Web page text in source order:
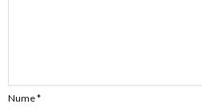
Nume*